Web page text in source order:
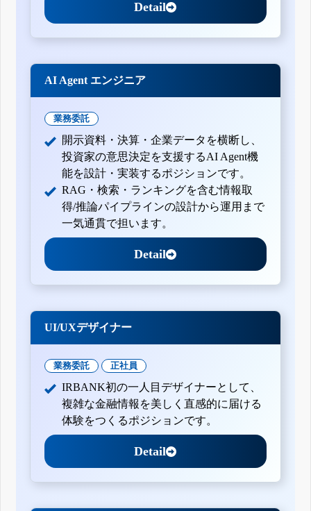
Detail
AI Agent エンジニア
業務委託
開示資料・決算・企業データを横断し、
投資家の意思決定を支援するAI Agent機
能を設計・実装するポジションです。
RAG・検索・ランキングを含む情報取
得/推論パイプラインの設計から運用まで
一気通貫で担います。
Detail
UI/UXデザイナー
業務委託 正社員
IRBANK初の一人目デザイナーとして、
複雑な金融情報を美しく直感的に届ける
体験をつくるポジションです。
Detail